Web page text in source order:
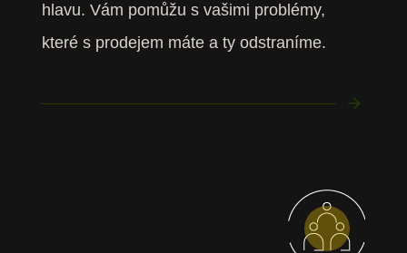
hlavu. Vám pomůžu s vašimi problémy,
které s prodejem máte a ty odstraníme.